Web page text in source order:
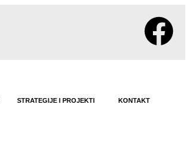
STRATEGIJE I PROJEKTI KONTAKT